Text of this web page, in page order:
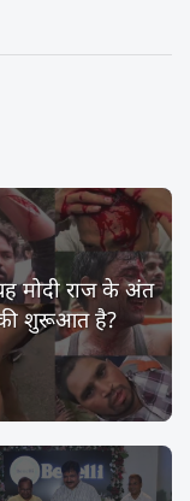
मोदी राज के अंत
शुरूआत है?